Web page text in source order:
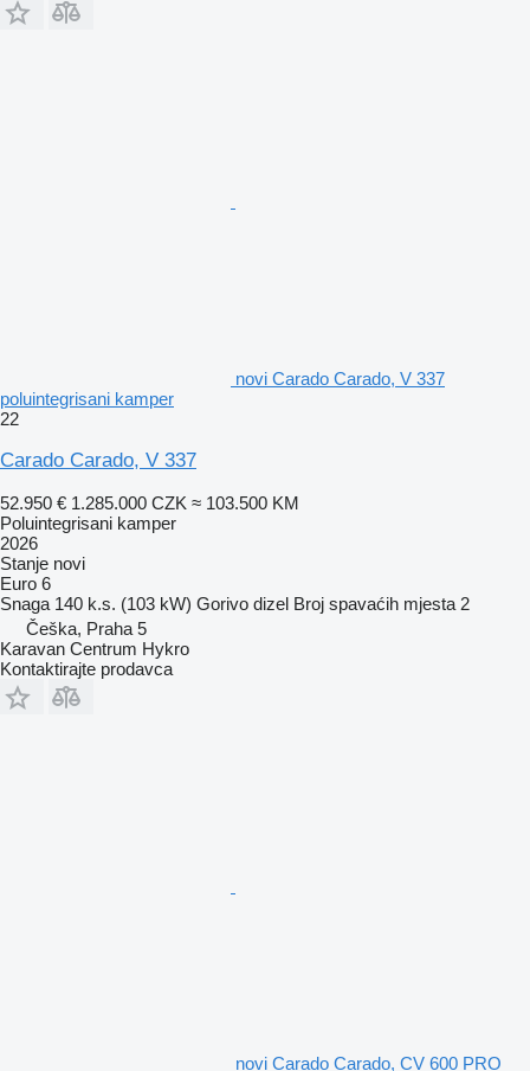
novi Carado Carado, V 337
poluintegrisani kamper
22
Carado Carado, V 337
52.950 € 1.285.000 CZK ≈ 103.500 KM
Poluintegrisani kamper
2026
Stanje novi
Euro 6
Snaga 140 k.s. (103 kW) Gorivo dizel Broj spavaćih mjesta 2
Češka, Praha 5
Karavan Centrum Hykro
Kontaktirajte prodavca
novi Carado Carado, CV 600 PRO